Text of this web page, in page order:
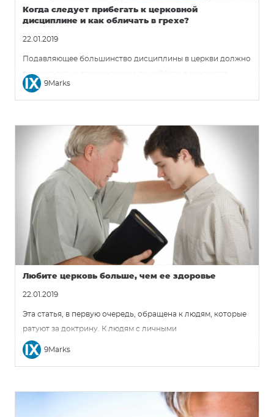
Когда следует прибегать к церковной
дисциплине и как обличать в грехе?
22.01.2019
Подавляющее большинство дисциплины в церкви должно
происходить с понедельника по субботу в контексте
обычных отношений между членами церкви. Нет, это не
значит, что в церкви люди должны постоянно поправлять
церковь должна быть наполнена людьми, которые жаждут
благочестия.
9Marks
Любите церковь больше, чем ее здоровье
22.01.2019
Эта статья, в первую очередь, обращена к людям, которые
ратуют за доктрину. К людям с личными
экклесиологическими убеждениями. К пасторам и
служителям, которые верят, что Библии есть что сказать о
9Marks